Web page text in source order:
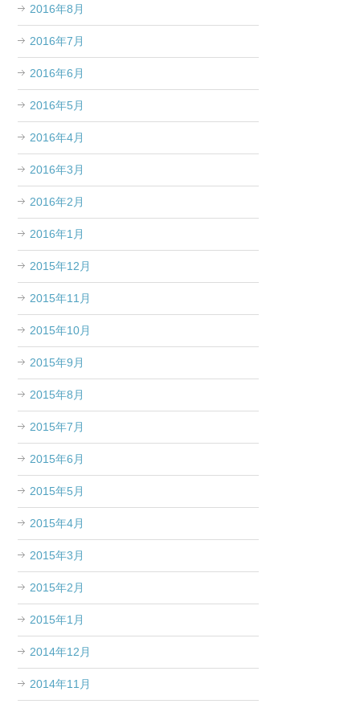
2016年8月
2016年7月
2016年6月
2016年5月
2016年4月
2016年3月
2016年2月
2016年1月
2015年12月
2015年11月
2015年10月
2015年9月
2015年8月
2015年7月
2015年6月
2015年5月
2015年4月
2015年3月
2015年2月
2015年1月
2014年12月
2014年11月